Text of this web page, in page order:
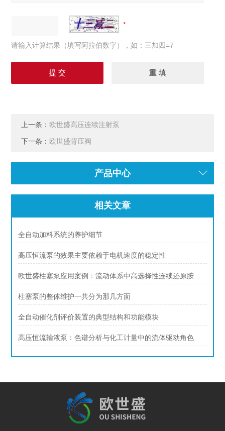
请输入计算结果（填写阿拉伯数字），如：三加四=7
上一条： 欧世盛高压连续注射泵
下一条： 欧世盛背压阀
产品中心
相关文章
全自动加料系统的养护细节
高压恒流泵的效果主要依赖于电机速度的稳定性
柱塞泵的整体维护一共分为那几方面
全自动催化剂评价装置的典型结构和功能模块
高压恒流输液泵：色谱分析与化工计量中的流体驱动角色